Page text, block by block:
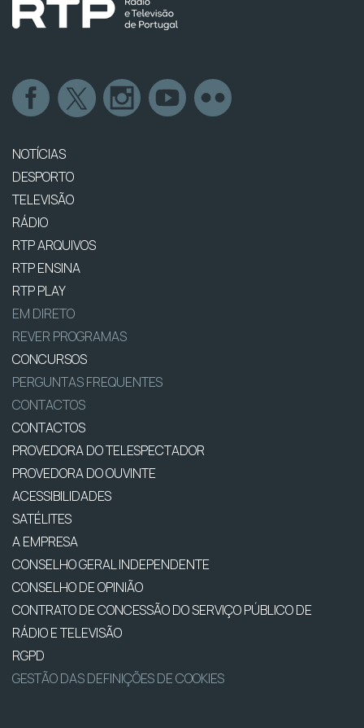
NOTÍCIAS
DESPORTO
TELEVISÃO
RÁDIO
RTP ARQUIVOS
RTP ENSINA
RTP PLAY
EM DIRETO
REVER PROGRAMAS
CONCURSOS
PERGUNTAS FREQUENTES
CONTACTOS
CONTACTOS
PROVEDORA DO TELESPECTADOR
PROVEDORA DO OUVINTE
ACESSIBILIDADES
SATÉLITES
A EMPRESA
CONSELHO GERAL INDEPENDENTE
CONSELHO DE OPINIÃO
CONTRATO DE CONCESSÃO DO SERVIÇO PÚBLICO DE
RÁDIO E TELEVISÃO
RGPD
GESTÃO DAS DEFINIÇÕES DE COOKIES